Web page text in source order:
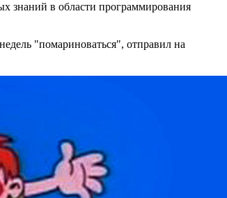
знаний в области программирования
"помариноваться", отправил на